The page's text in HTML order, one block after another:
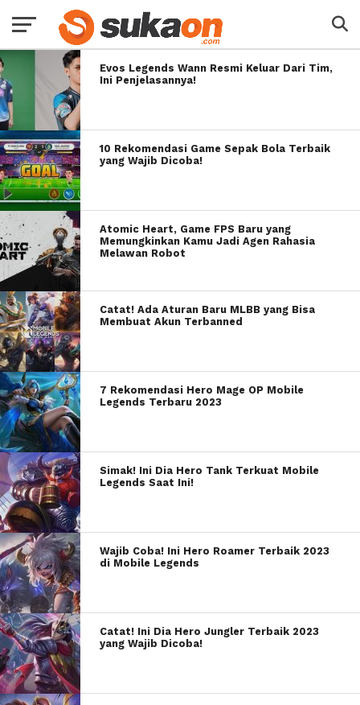
Evos Legends Wann Resmi Keluar Dari Tim,
Ini Penjelasannya!
10 Rekomendasi Game Sepak Bola Terbaik
yang Wajib Dicoba!
Atomic Heart, Game FPS Baru yang
Memungkinkan Kamu Jadi Agen Rahasia
Melawan Robot
Catat! Ada Aturan Baru MLBB yang Bisa
Membuat Akun Terbanned
7 Rekomendasi Hero Mage OP Mobile
Legends Terbaru 2023
Simak! Ini Dia Hero Tank Terkuat Mobile
Legends Saat Ini!
Wajib Coba! Ini Hero Roamer Terbaik 2023
di Mobile Legends
Catat! Ini Dia Hero Jungler Terbaik 2023
yang Wajib Dicoba!